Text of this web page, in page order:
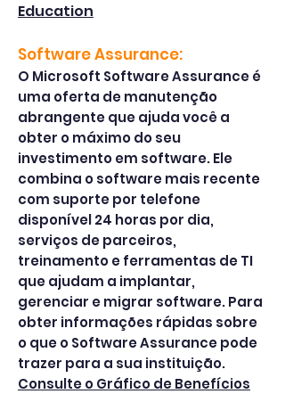
Education
Software Assurance:
O Microsoft Software Assurance é
uma oferta de manutenção
abrangente que ajuda você a
obter o máximo do seu
investimento em software. Ele
combina o software mais recente
com suporte por telefone
disponível 24 horas por dia,
serviços de parceiros,
treinamento e ferramentas de TI
que ajudam a implantar,
gerenciar e migrar software. Para
obter informações rápidas sobre
o que o Software Assurance pode
trazer para a sua instituição.
Consulte o Gráfico de Benefícios